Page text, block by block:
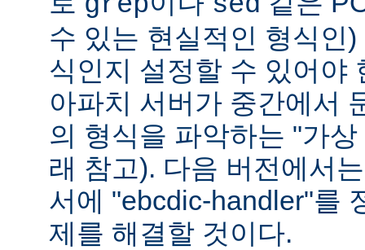
수 있는 현실적인 형식인
식인지 설정할 수 있어야
아파치 서버가 중간에서
의 형식을 파악하는 "가
래 참고). 다음 버전에서
서에 "ebcdic-handler"를
제를 해결할 것이다.